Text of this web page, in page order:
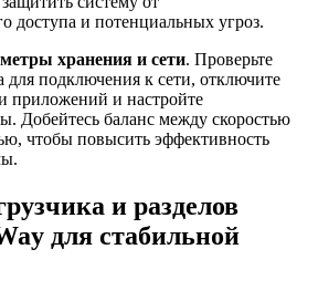
доступа и потенциальных угроз.
хранения и сети. Проверьте
для подключения к сети, отключите
приложений и настройте
Добейтесь баланс между скоростью
чтобы повысить эффективность
и разделов
для стабильной